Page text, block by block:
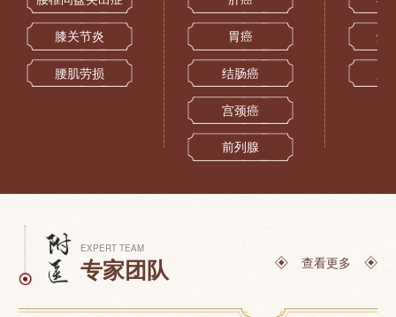
膝关节炎
腰肌劳损
胃癌
结肠癌
宫颈癌
前列腺
烧
EXPERT TEAM
专家团队 查看更多